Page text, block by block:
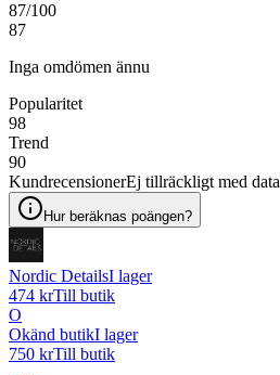
87/100
87
Inga omdömen ännu
Popularitet
98
Trend
90
KundrecensionerEj tillräckligt med data
Hur beräknas poängen?
Nordic DetailsI lager
474 krTill butik
O
Okänd butikI lager
750 krTill butik